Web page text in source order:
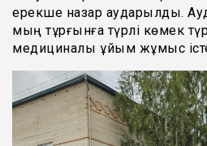
ерекше назар аударылды.
мың тұрғынға түрлі көмек
медициналық ұйым жұмыс